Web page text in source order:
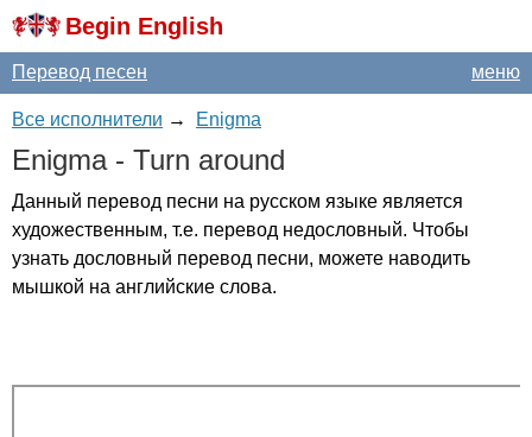
Begin English
меню
Перевод песен
Все исполнители → Enigma
Enigma- Turn around
Данный перевод песни на русском языке является
художественным, т.е. перевод недословный. Чтобы
узнать дословный перевод песни, можете наводить
мышкой на английские слова.